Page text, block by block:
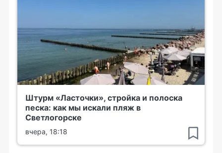
Штурм «Ласточки», стройка и полоска
песка: как мы искали пляж в
Светлогорске
вчера, 18:18